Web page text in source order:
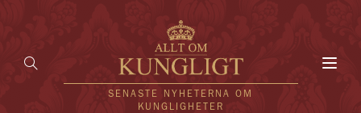
SENASTE NYHETERNA OM
KUNGLIGHETER